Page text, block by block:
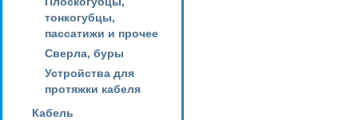
тонкогубцы,
пассатижи и прочее
Сверла, буры
Устройства для
протяжки кабеля
Кабель